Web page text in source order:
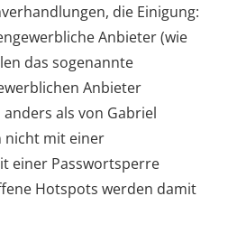
die Einigung:
Anbieter (wie
das sogenannte
Anbieter
als von Gabriel
nicht mit einer
einer Passwortsperre
Hotspots werden damit